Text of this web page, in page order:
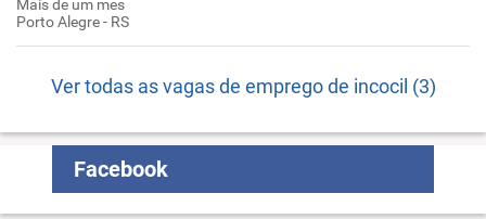
Mais de um mes
Porto Alegre - RS
Ver todas as vagas de emprego de incocil (3)
Facebook